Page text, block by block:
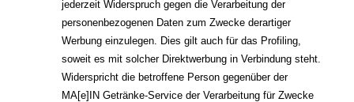
jederzeit Widerspruch gegen die Verarbeitung der
personenbezogenen Daten zum Zwecke derartiger
Werbung einzulegen. Dies gilt auch für das Profiling,
soweit es mit solcher Direktwerbung in Verbindung steht.
Widerspricht die betroffene Person gegenüber der
MA[e]IN Getränke-Service der Verarbeitung für Zwecke